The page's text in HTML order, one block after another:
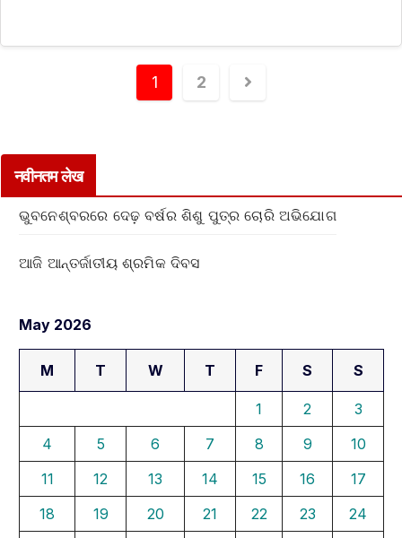
1 2
नवीनतम लेख
ଭୁବନେଶ୍ବରରେ ଦେଢ଼ ବର୍ଷର ଶିଶୁ ପୁତ୍ର ଚୋରି ଅଭିଯୋଗ
ଆଜି ଆନ୍ତର୍ଜାତୀୟ ଶ୍ରମିକ ଦିବସ
May 2026
M T W T F S S
1 2
3
4
5 6 7 8 9
10
11
12 13 14 15 16
17
18
19 20 21 22 23
24